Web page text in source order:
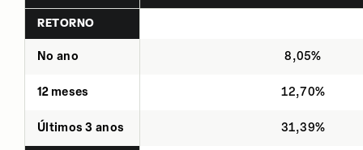
RETORNO
No ano 8,05%
12 meses 12,70%
Últimos 3 anos 31,39%